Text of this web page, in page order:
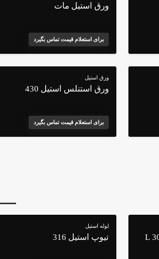
ورق استیل مات
برای استعلام قیمت تماس بگیرد
ورق استیل
ورق استنلس استیل 430
برای استعلام قیمت تماس بگیرد
لوله استیل
تیوپ استیل 316